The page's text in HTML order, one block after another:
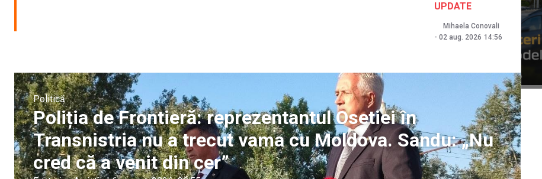
UPDATE
Mihaela Conovali
- 02 aug. 2026 14:56
Politică
Poliția de Frontieră: reprezentantul Osetiei în
Transnistria nu a trecut vama cu Moldova. Sandu: „Nu
cred că a venit din cer”